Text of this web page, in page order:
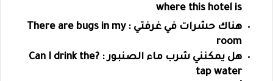
where this hotel is
هناك حشرات في غرفتي : There are bugs in my
room
هل يمكنني شرب ماء الصنبور : ?Can I drink the
tap water